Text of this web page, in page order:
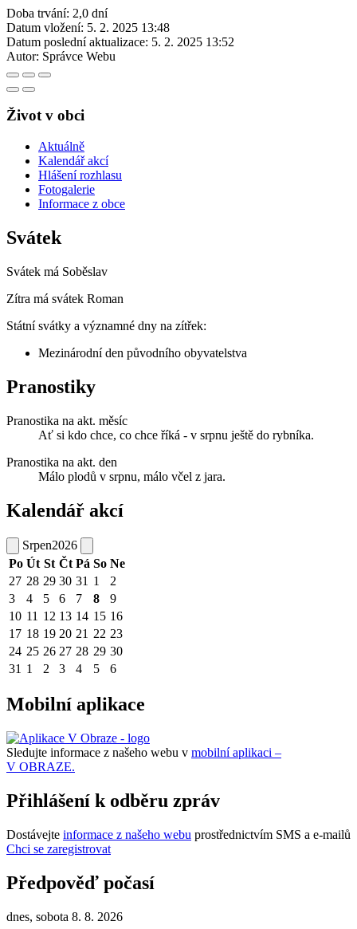
Doba trvání: 2,0 dní
Datum vložení: 5. 2. 2025 13:48
Datum poslední aktualizace: 5. 2. 2025 13:52
Autor: Správce Webu
Život v obci
Aktuálně
Kalendář akcí
Hlášení rozhlasu
Fotogalerie
Informace z obce
Svátek
Svátek má Soběslav
Zítra má svátek Roman
Státní svátky a významné dny na zítřek:
Mezinárodní den původního obyvatelstva
Pranostiky
Pranostika na akt. měsíc
Ať si kdo chce, co chce říká - v srpnu ještě do rybníka.
Pranostika na akt. den
Málo plodů v srpnu, málo včel z jara.
Kalendář akcí
Srpen2026
Po Út St Čt Pá So Ne
27 28 29 30 31 1
2
3
4 5 6 7 8
9
10 11 12 13 14 15 16
17 18 19 20 21 22 23
24 25 26 27 28 29 30
31 1 2 3 4 5 6
Mobilní aplikace
Sledujte informace z našeho webu v mobilní aplikaci –
V OBRAZE.
Přihlášení k odběru zpráv
Dostávejte informace z našeho webu prostřednictvím SMS a e-mailů
Chci se zaregistrovat
Předpověď počasí
dnes, sobota 8. 8. 2026